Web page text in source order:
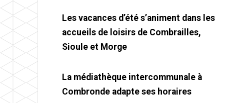
Les vacances d’été s’animent dans les
accueils de loisirs de Combrailles,
Sioule et Morge
La médiathèque intercommunale à
Combronde adapte ses horaires